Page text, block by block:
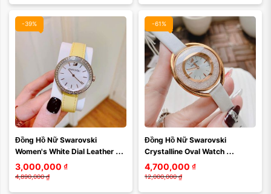
-39%
Đồng Hồ Nữ Swarovski
Women's White Dial Leather
Band Watch 5095643 Màu
Vàng
3,000,000 ₫
4,890,000 ₫
-61%
Đồng Hồ Nữ Swarovski
Crystalline Oval Watch
5230946 Màu Trắng - Vẻ Đẹp
Trang Sức Thụy Sĩ Sang ...
4,700,000 ₫
12,000,000 ₫